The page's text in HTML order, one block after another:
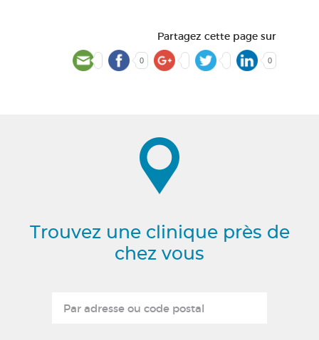
Partagez cette page sur
0 0
Trouvez une clinique près de
chez vous